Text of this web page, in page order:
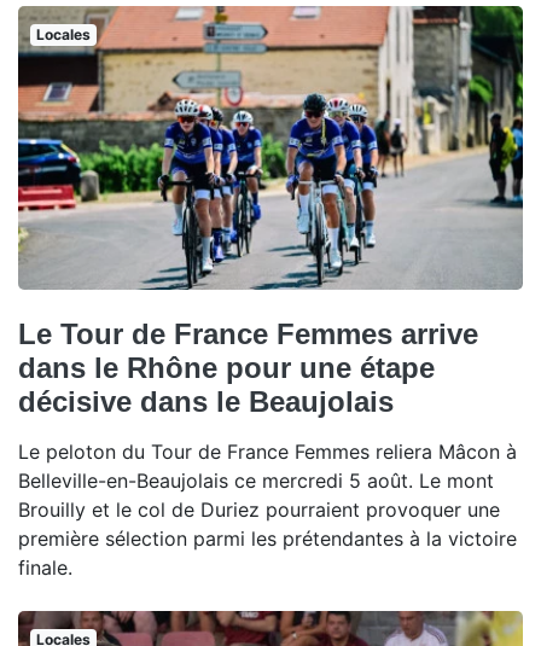
Locales
Le Tour de France Femmes arrive
dans le Rhône pour une étape
décisive dans le Beaujolais
Le peloton du Tour de France Femmes reliera Mâcon à
Belleville-en-Beaujolais ce mercredi 5 août. Le mont
Brouilly et le col de Duriez pourraient provoquer une
première sélection parmi les prétendantes à la victoire
finale.
Locales